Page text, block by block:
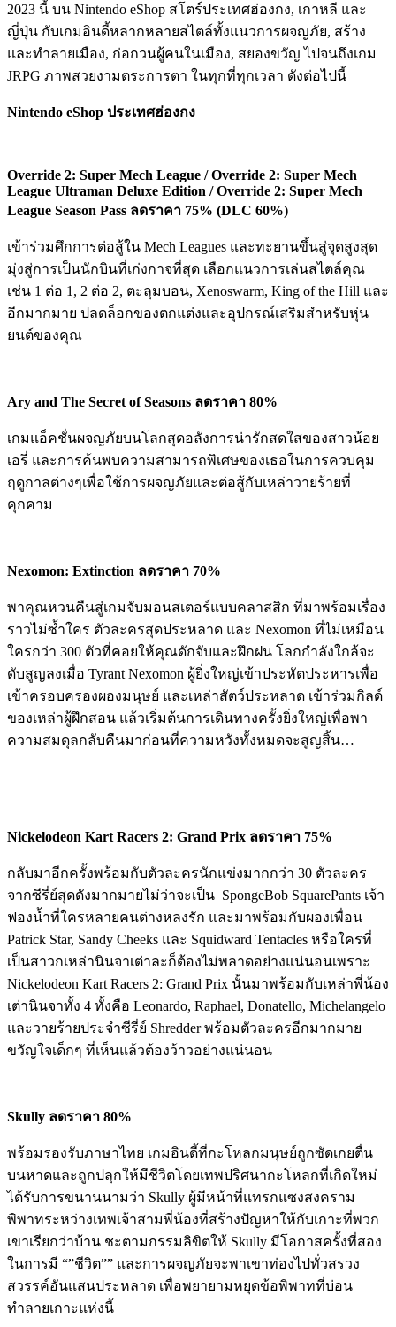
2023 นี้ บน Nintendo eShop สโตร์ประเทศฮ่องกง, เกาหลี และ
ญี่ปุ่น กับเกมอินดี้หลากหลายสไตล์ทั้งแนวการผจญภัย, สร้าง
และทำลายเมือง, ก่อกวนผู้คนในเมือง, สยองขวัญ ไปจนถึงเกม
JRPG ภาพสวยงามตระการตา ในทุกที่ทุกเวลา ดังต่อไปนี้
Nintendo eShop ประเทศฮ่องกง
Override 2: Super Mech League / Override 2: Super Mech
League Ultraman Deluxe Edition / Override 2: Super Mech
League Season Pass ลดราคา 75% (DLC 60%)
เข้าร่วมศึกการต่อสู้ใน Mech Leagues และทะยานขึ้นสู่จุดสูงสุด
มุ่งสู่การเป็นนักบินที่เก่งกาจที่สุด เลือกแนวการเล่นสไตล์คุณ
เช่น 1 ต่อ 1, 2 ต่อ 2, ตะลุมบอน, Xenoswarm, King of the Hill และ
อีกมากมาย ปลดล็อกของตกแต่งและอุปกรณ์เสริมสำหรับหุ่น
ยนต์ของคุณ
Ary and The Secret of Seasons ลดราคา 80%
เกมแอ็คชั่นผจญภัยบนโลกสุดอลังการน่ารักสดใสของสาวน้อย
เอรี่ และการค้นพบความสามารถพิเศษของเธอในการควบคุม
ฤดูกาลต่างๆเพื่อใช้การผจญภัยและต่อสู้กับเหล่าวายร้ายที่
คุกคาม
Nexomon: Extinction ลดราคา 70%
พาคุณหวนคืนสู่เกมจับมอนสเตอร์แบบคลาสสิก ที่มาพร้อมเรื่อง
ราวไม่ซ้ำใคร ตัวละครสุดประหลาด และ Nexomon ที่ไม่เหมือน
ใครกว่า 300 ตัวที่คอยให้คุณดักจับและฝึกฝน โลกกำลังใกล้จะ
ดับสูญลงเมื่อ Tyrant Nexomon ผู้ยิ่งใหญ่เข้าประหัตประหารเพื่อ
เข้าครอบครองผองมนุษย์ และเหล่าสัตว์ประหลาด เข้าร่วมกิลด์
ของเหล่าผู้ฝึกสอน แล้วเริ่มต้นการเดินทางครั้งยิ่งใหญ่เพื่อพา
ความสมดุลกลับคืนมาก่อนที่ความหวังทั้งหมดจะสูญสิ้น…
Nickelodeon Kart Racers 2: Grand Prix ลดราคา 75%
กลับมาอีกครั้งพร้อมกับตัวละครนักแข่งมากกว่า 30 ตัวละคร
จากซีรี่ย์สุดดังมากมายไม่ว่าจะเป็น SpongeBob SquarePants เจ้า
ฟองน้ำที่ใครหลายคนต่างหลงรัก และมาพร้อมกับผองเพื่อน
Patrick Star, Sandy Cheeks และ Squidward Tentacles หรือใครที่
เป็นสาวกเหล่านินจาเต่าละก็ต้องไม่พลาดอย่างแน่นอนเพราะ
Nickelodeon Kart Racers 2: Grand Prix นั้นมาพร้อมกับเหล่าพี่น้อง
เต่านินจาทั้ง 4 ทั้งคือ Leonardo, Raphael, Donatello, Michelangelo
และวายร้ายประจำซีรี่ย์ Shredder พร้อมตัวละครอีกมากมาย
ขวัญใจเด็กๆ ที่เห็นแล้วต้องว้าวอย่างแน่นอน
Skully ลดราคา 80%
พร้อมรองรับภาษาไทย เกมอินดี้ที่กะโหลกมนุษย์ถูกซัดเกยตื่น
บนหาดและถูกปลุกให้มีชีวิตโดยเทพปริศนากะโหลกที่เกิดใหม่
ได้รับการขนานนามว่า Skully ผู้มีหน้าที่แทรกแซงสงคราม
พิพาทระหว่างเทพเจ้าสามพี่น้องที่สร้างปัญหาให้กับเกาะที่พวก
เขาเรียกว่าบ้าน ชะตามกรรมลิขิตให้ Skully มีโอกาสครั้งที่สอง
ในการมี “”ชีวิต”” และการผจญภัยจะพาเขาท่องไปทั่วสรวง
สวรรค์อันแสนประหลาด เพื่อพยายามหยุดข้อพิพาทที่บ่อน
ทำลายเกาะแห่งนี้